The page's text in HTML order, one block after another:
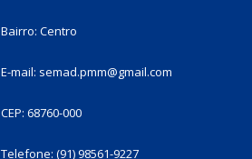
Bairro: Centro
E-mail: semad.pmm@gmail.com
CEP: 68760-000
Telefone: (91) 98561-9227